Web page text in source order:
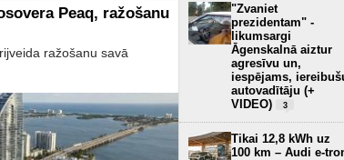
Peaq, ražošanu
ražošanu savā
"Zvaniet
prezidentam" -
likumsargi
Āgenskalnā aiztur
agresīvu un,
iespējams,
autovadītāju (+
VIDEO)
3
Tikai 12,8 kWh uz
100 km – Audi e-